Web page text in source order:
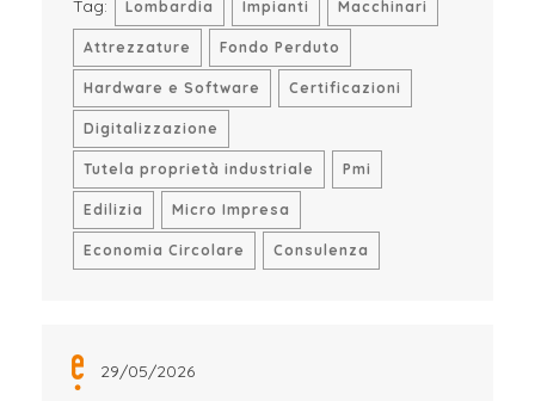
Tag: Lombardia Impianti Macchinari
Attrezzature Fondo Perduto
Hardware e Software Certificazioni
Digitalizzazione
Tutela proprietà industriale Pmi
Edilizia Micro Impresa
Economia Circolare Consulenza
29/05/2026